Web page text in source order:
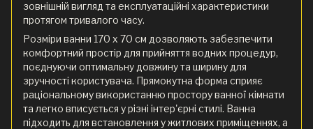
зовнішній вигляд та експлуатаційні характеристики
протягом тривалого часу.
Розміри ванни 170 x 70 см дозволяють забезпечити
комфортний простір для прийняття водних процедур,
поєднуючи оптимальну довжину та ширину для
зручності користувача. Прямокутна форма сприяє
раціональному використанню простору ванної кімнати
та легко вписується у різні інтер'єрні стилі. Ванна
підходить для встановлення у житлових приміщеннях, а